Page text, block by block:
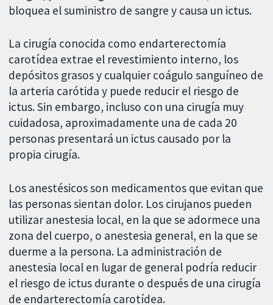
bloquea el suministro de sangre y causa un ictus.
La cirugía conocida como endarterectomía
carotídea extrae el revestimiento interno, los
depósitos grasos y cualquier coágulo sanguíneo de
la arteria carótida y puede reducir el riesgo de
ictus. Sin embargo, incluso con una cirugía muy
cuidadosa, aproximadamente una de cada 20
personas presentará un ictus causado por la
propia cirugía.
Los anestésicos son medicamentos que evitan que
las personas sientan dolor. Los cirujanos pueden
utilizar anestesia local, en la que se adormece una
zona del cuerpo, o anestesia general, en la que se
duerme a la persona. La administración de
anestesia local en lugar de general podría reducir
el riesgo de ictus durante o después de una cirugía
de endarterectomía carotídea.